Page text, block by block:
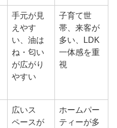
手元が見
えやす
い、油は
ね・匂い
が広がり
やすい
子育て世
帯、来客が
多い、LDK
一体感を重
視
広いス
ペースが
ホームパー
ティーが多